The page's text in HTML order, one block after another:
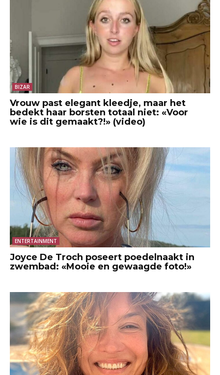
BIZAR
Vrouw past elegant kleedje, maar het
bedekt haar borsten totaal niet: «Voor
wie is dit gemaakt?!» (video)
ENTERTAINMENT
Joyce De Troch poseert poedelnaakt in
zwembad: «Mooie en gewaagde foto!»